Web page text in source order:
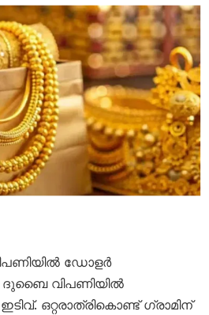
ഡോളർ
ദുബൈ വിപണിയിൽ
ഒറ്റരാത്രികൊണ്ട് ഗ്രാമിന്